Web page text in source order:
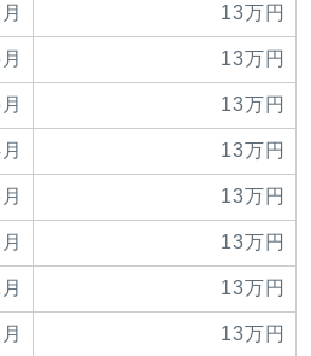
13万円
13万円
13万円
13万円
13万円
13万円
13万円
13万円